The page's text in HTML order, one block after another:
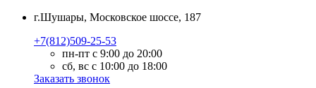
г.Шушары, Московское шоссе, 187
+7(812)509-25-53
пн-пт с 9:00 до 20:00
сб, вс с 10:00 до 18:00
Заказать звонок